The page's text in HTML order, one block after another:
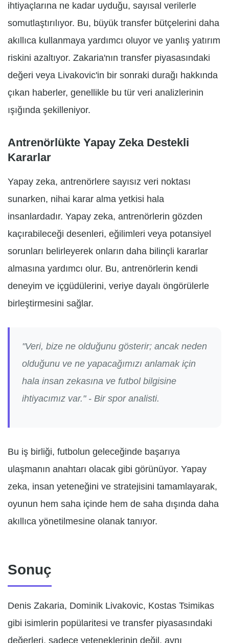
ihtiyaçlarına ne kadar uyduğu, sayısal verilerle
somutlaştırılıyor. Bu, büyük transfer bütçelerini daha
akıllıca kullanmaya yardımcı oluyor ve yanlış yatırım
riskini azaltıyor. Zakaria'nın transfer piyasasındaki
değeri veya Livakovic'in bir sonraki durağı hakkında
çıkan haberler, genellikle bu tür veri analizlerinin
ışığında şekilleniyor.
Antrenörlükte Yapay Zeka Destekli
Kararlar
Yapay zeka, antrenörlere sayısız veri noktası
sunarken, nihai karar alma yetkisi hala
insanlardadır. Yapay zeka, antrenörlerin gözden
kaçırabileceği desenleri, eğilimleri veya potansiyel
sorunları belirleyerek onların daha bilinçli kararlar
almasına yardımcı olur. Bu, antrenörlerin kendi
deneyim ve içgüdülerini, veriye dayalı öngörülerle
birleştirmesini sağlar.
"Veri, bize ne olduğunu gösterir; ancak neden
olduğunu ve ne yapacağımızı anlamak için
hala insan zekasına ve futbol bilgisine
ihtiyacımız var." - Bir spor analisti.
Bu iş birliği, futbolun geleceğinde başarıya
ulaşmanın anahtarı olacak gibi görünüyor. Yapay
zeka, insan yeteneğini ve stratejisini tamamlayarak,
oyunun hem saha içinde hem de saha dışında daha
akıllıca yönetilmesine olanak tanıyor.
Sonuç
Denis Zakaria, Dominik Livakovic, Kostas Tsimikas
gibi isimlerin popülaritesi ve transfer piyasasındaki
değerleri, sadece yeteneklerinin değil, aynı